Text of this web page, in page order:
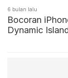
6 bulan lalu
Bocoran
Dynamic